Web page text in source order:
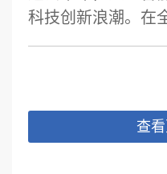
化内容，超算支撑
进教育公平。本次
国家科技竞争力的
互为支撑，共同驱
科技创新浪潮。在
处于领先地位的中
正在以其强大的数
广袤的药物化学空
查